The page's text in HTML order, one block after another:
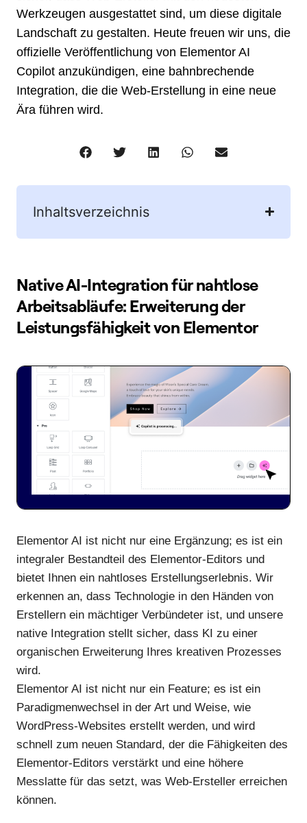
Werkzeugen ausgestattet sind, um diese digitale
Landschaft zu gestalten. Heute freuen wir uns, die
offizielle Veröffentlichung von Elementor AI
Copilot anzukündigen, eine bahnbrechende
Integration, die die Web-Erstellung in eine neue
Ära führen wird.
Inhaltsverzeichnis
Native AI-Integration für nahtlose
Arbeitsabläufe: Erweiterung der
Leistungsfähigkeit von Elementor
Elementor AI ist nicht nur eine Ergänzung; es ist ein
integraler Bestandteil des Elementor-Editors und
bietet Ihnen ein nahtloses Erstellungserlebnis. Wir
erkennen an, dass Technologie in den Händen von
Erstellern ein mächtiger Verbündeter ist, und unsere
native Integration stellt sicher, dass KI zu einer
organischen Erweiterung Ihres kreativen Prozesses
wird.
Elementor AI ist nicht nur ein Feature; es ist ein
Paradigmenwechsel in der Art und Weise, wie
WordPress-Websites erstellt werden, und wird
schnell zum neuen Standard, der die Fähigkeiten des
Elementor-Editors verstärkt und eine höhere
Messlatte für das setzt, was Web-Ersteller erreichen
können.